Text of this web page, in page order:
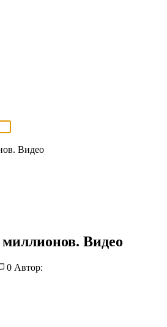
Видео
Видео
0 Автор: